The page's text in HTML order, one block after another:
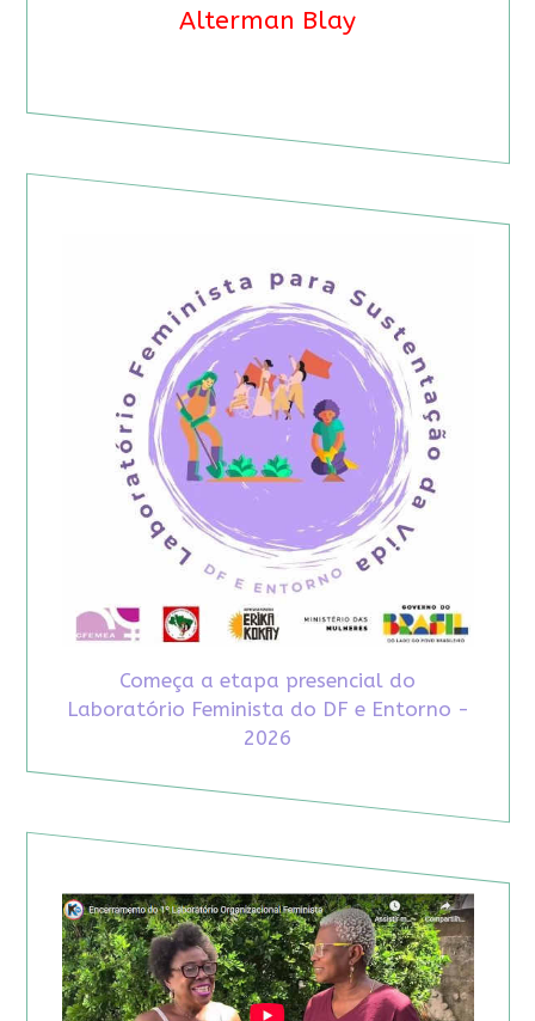
Alterman Blay
Começa a etapa presencial do
Laboratório Feminista do DF e Entorno -
2026